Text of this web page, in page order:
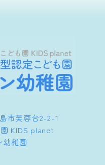
市芙蓉台2-2-1
KIDS planet
幼稚園